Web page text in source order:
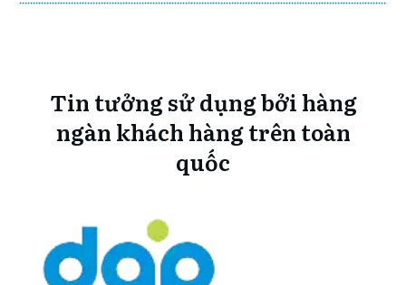
Tin tưởng sử dụng bởi hàng
ngàn khách hàng trên toàn
quốc